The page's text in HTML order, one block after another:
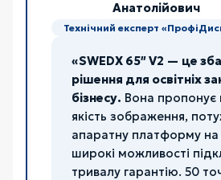
Анатолійович
Технічний експерт
«SWEDX 65″ V2 — це
рішення для освітніх
бізнесу. Вона пропонує
якість зображення,
апаратну платформу
широкі можливості
тривалу гарантію. 50